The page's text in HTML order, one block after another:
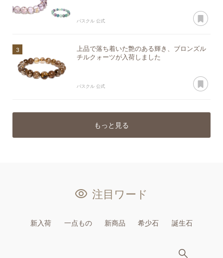
パスクル 公式
上品で落ち着いた艶のある輝き、ブロンズル
チルクォーツが入荷しました
パスクル 公式
もっと見る
注目ワード
新入荷 一点もの 新商品 希少石 誕生石